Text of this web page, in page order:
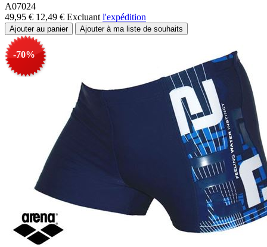
A07024
49,95 € 12,49 € Excluant l'expédition
-70%